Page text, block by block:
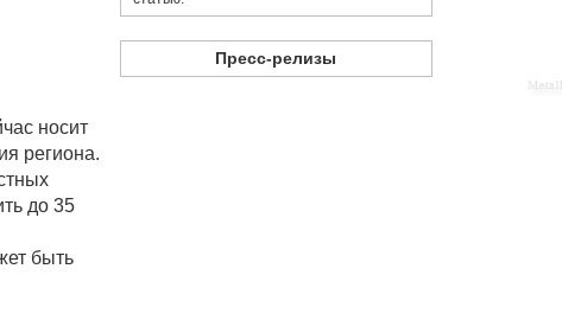
носит
региона.
до 35
быть
Пресс-релизы